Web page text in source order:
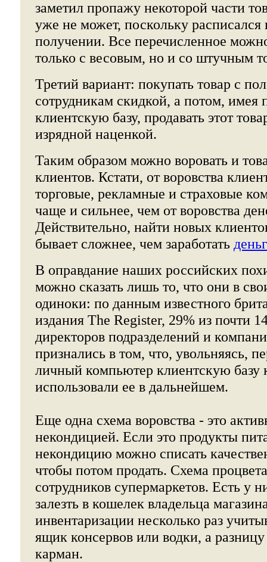
заметил пропажу некоторой части
уже не может, поскольку расписался
получении. Все перечисленное
только с весовым, но и со штучным
Третий вариант: покупать товар с
сотрудникам скидкой, а потом, имея
клиентскую базу, продавать этот
изрядной наценкой.
Таким образом можно воровать и
клиентов. Кстати, от воровства
торговые, рекламные и страховые
чаще и сильнее, чем от воровства
Действительно, найти новых
бывает сложнее, чем заработать
В оправдание наших российских
можно сказать лишь то, что они в
одиноки: по данным известного
издания The Register, 29% из почти
директоров подразделений и
признались в том, что, увольняясь,
личный компьютер клиентскую базу
использовали ее в дальнейшем.
Еще одна схема воровства - это
некондицией. Если это продукты
некондицию можно списать
чтобы потом продать. Схема
сотрудников супермаркетов. Есть у
залезть в кошелек владельца
инвентаризации несколько раз
ящик консервов или водки, а разницу
карман.